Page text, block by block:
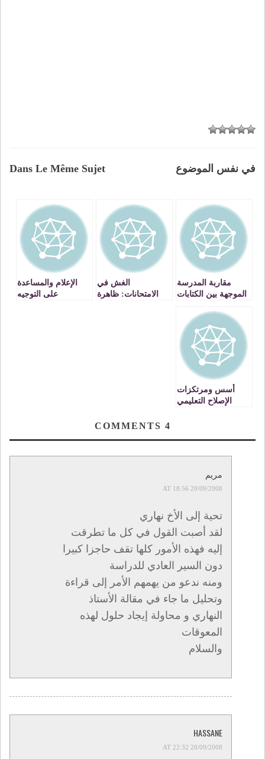
Dans Le Même Sujet في نفس الموضوع
مقاربة المدرسة
الموجهة بين الكتابات
الميدانية
الغش في
الامتحانات: ظاهرة
الإعلام والمساعدة
على التوجيه
أسس ومرتكزات
الإصلاح التعليمي
4
مريم
20/09/2008 AT 18:56
تحية إلى الأخ نهاري
لقد أصبت القول في كل ما تطرقت
إليه فهذه الأمور كلها تقف حاجزا كبيرا
دون السير العادي للدراسة
ومنه ندعو من يهمهم الأمر إلى قراءة
وتحليل ما جاء في مقالة الأستاذ
النهاري و محاولة إيجاد حلول لهذه
المعوقات
والسلام
HASSANE
20/09/2008 AT 22:32